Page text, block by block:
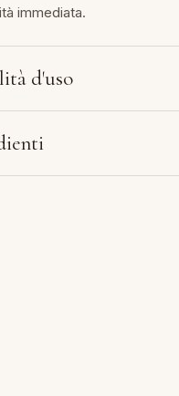
immediata.
d'uso